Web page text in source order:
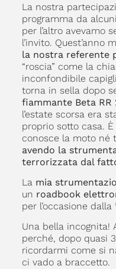
La nostra
programma da
per l’altro avevamo
l’invito. Quest’anno
la nostra referente
“roscia” come la
inconfondibile
torna in sella dopo
fiammante Beta RR
l’estate scorsa era
proprio sotto casa.
conosce la moto né
avendo la
terrorizzata dal
La mia
un roadbook
per l’occasione dalla
Una bella incognita!
perché, dopo quasi
ricordarmi come si
ci vado a braccetto.